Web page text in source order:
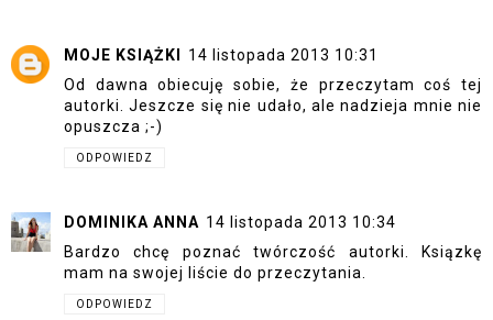
MOJE KSIĄŻKI 14 listopada 2013 10:31
Od dawna obiecuję sobie, że przeczytam coś tej
autorki. Jeszcze się nie udało, ale nadzieja mnie nie
opuszcza ;-)
ODPOWIEDZ
DOMINIKA ANNA 14 listopada 2013 10:34
Bardzo chcę poznać twórczość autorki. Ksiązkę
mam na swojej liście do przeczytania.
ODPOWIEDZ